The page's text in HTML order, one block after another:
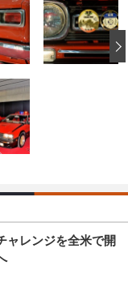
ャレンジを全米で開